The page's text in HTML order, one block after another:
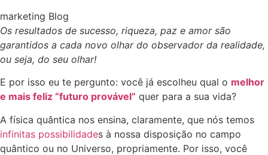
marketing Blog
Os resultados de sucesso, riqueza, paz e amor são
garantidos a cada novo olhar do observador da realidade,
ou seja, do seu olhar!
E por isso eu te pergunto: você já escolheu qual o melhor
e mais feliz “futuro provável” quer para a sua vida?
A física quântica nos ensina, claramente, que nós temos
infinitas possibilidades à nossa disposição no campo
quântico ou no Universo, propriamente. Por isso, você